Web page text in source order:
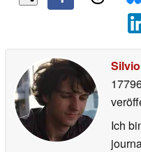
Ich